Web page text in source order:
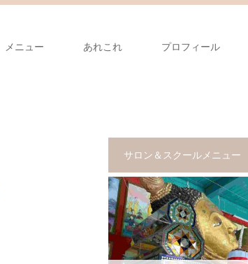
メニュー あれこれ プロフィール
サロン＆スクールメニュー